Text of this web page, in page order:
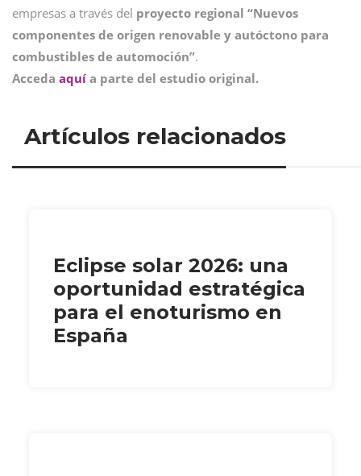
empresas a través del proyecto regional “Nuevos
componentes de origen renovable y autóctono para
combustibles de automoción”.
Acceda aquí a parte del estudio original.
Artículos relacionados
Eclipse solar 2026: una
oportunidad estratégica
para el enoturismo en
España